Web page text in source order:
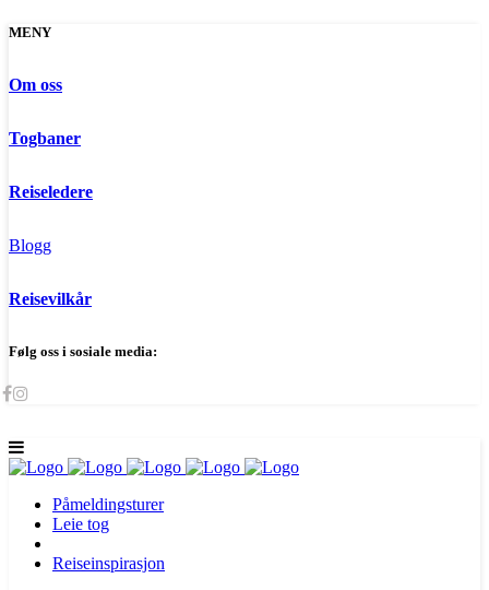
MENY
Om oss
Togbaner
Reiseledere
Blogg
Reisevilkår
Følg oss i sosiale media:
Påmeldingsturer
Leie tog
Reiseinspirasjon